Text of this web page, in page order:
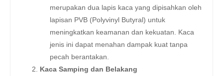
merupakan dua lapis kaca yang dipisahkan oleh
lapisan PVB (Polyvinyl Butyral) untuk
meningkatkan keamanan dan kekuatan. Kaca
jenis ini dapat menahan dampak kuat tanpa
pecah berantakan.
Kaca Samping dan Belakang